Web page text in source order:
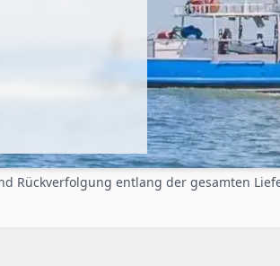
Rückverfolgung entlang der gesamten